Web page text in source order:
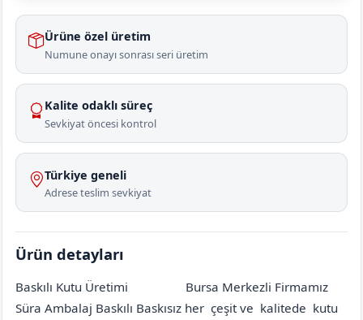
Ürüne özel üretim
Numune onayı sonrası seri üretim
Kalite odaklı süreç
Sevkiyat öncesi kontrol
Türkiye geneli
Adrese teslim sevkiyat
Ürün detayları
Baskılı Kutu Üretimi
Bursa Merkezli Firmamız
Süra Ambalaj Baskılı Baskısız her çeşit ve kalitede kutu